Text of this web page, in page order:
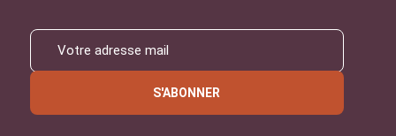
S'ABONNER